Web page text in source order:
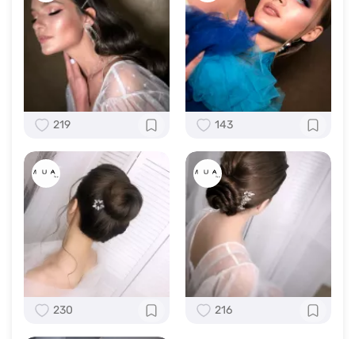
219 143
230 216